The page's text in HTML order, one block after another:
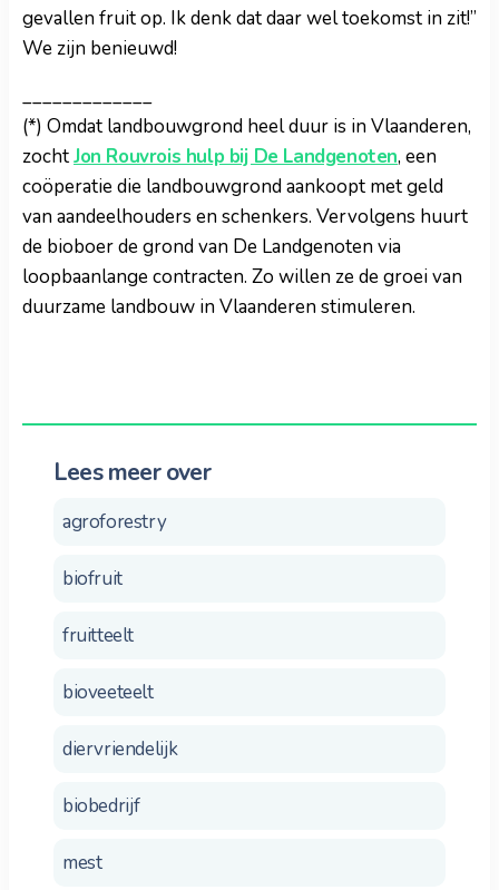
gevallen fruit op. Ik denk dat daar wel toekomst in zit!”
We zijn benieuwd!
_____________
(*) Omdat landbouwgrond heel duur is in Vlaanderen,
zochtJon Rouvrois hulp bij De Landgenoten, een
coöperatie die landbouwgrond aankoopt met geld
van aandeelhouders en schenkers. Vervolgens huurt
de bioboer de grond van De Landgenoten via
loopbaanlange contracten. Zo willen ze de groei van
duurzame landbouw in Vlaanderen stimuleren.
Lees meer over
agroforestry
biofruit
fruitteelt
bioveeteelt
diervriendelijk
biobedrijf
mest